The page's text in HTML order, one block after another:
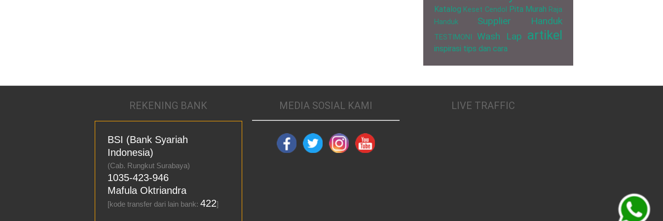
Katalog Keset Cendol Pita Murah Raja
Handuk
Supplier Handuk
TESTIMONI Wash Lap artikel
inspirasi tips dan cara
REKENING BANK
BSI (Bank Syariah
Indonesia)
(Cab. Rungkut Surabaya)
1035-423-946
Mafula Oktriandra
[kode transfer dari lain bank: 422]
MEDIA SOSIAL KAMI LIVE TRAFFIC